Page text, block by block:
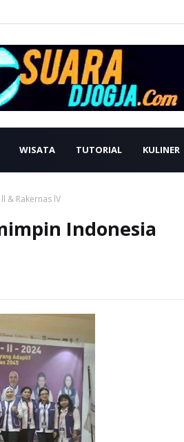
WISATA TUTORIAL KULINER
& Rakernas lV
Indonesia